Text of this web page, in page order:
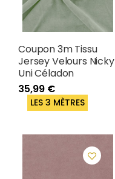
Coupon 3m Tissu
Jersey Velours Nicky
Uni Céladon
35,99 €
LES 3 MÈTRES